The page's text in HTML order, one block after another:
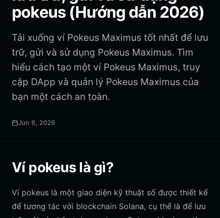
Español
Português (Brasil)
Español (Argentina)
pokeus (Hướng dẫn 2026)
Tải xuống ví Pokeus Maximus tốt nhất để lưu
trữ, gửi và sử dụng Pokeus Maximus. Tìm
hiểu cách tạo một ví Pokeus Maximus, truy
cập DApp và quản lý Pokeus Maximus của
bạn một cách an toàn.
Jun 6, 2026
Ví pokeus là gì?
Ví pokeus là một giao diện kỹ thuật số được thiết kế
để tương tác với blockchain Solana, cụ thể là để lưu